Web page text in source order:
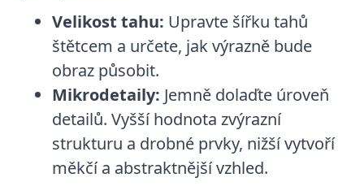
Velikost tahu: Upravte šířku tahů
štětcem a určete, jak výrazně bude
obraz působit.
Mikrodetaily: Jemně dolaďte úroveň
detailů. Vyšší hodnota zvýrazní
strukturu a drobné prvky, nižší vytvoří
měkčí a abstraktnější vzhled.